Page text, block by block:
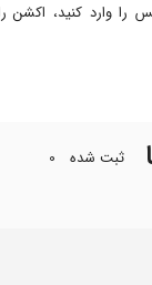
وارد کنید، اکشن
ثبت شده 0